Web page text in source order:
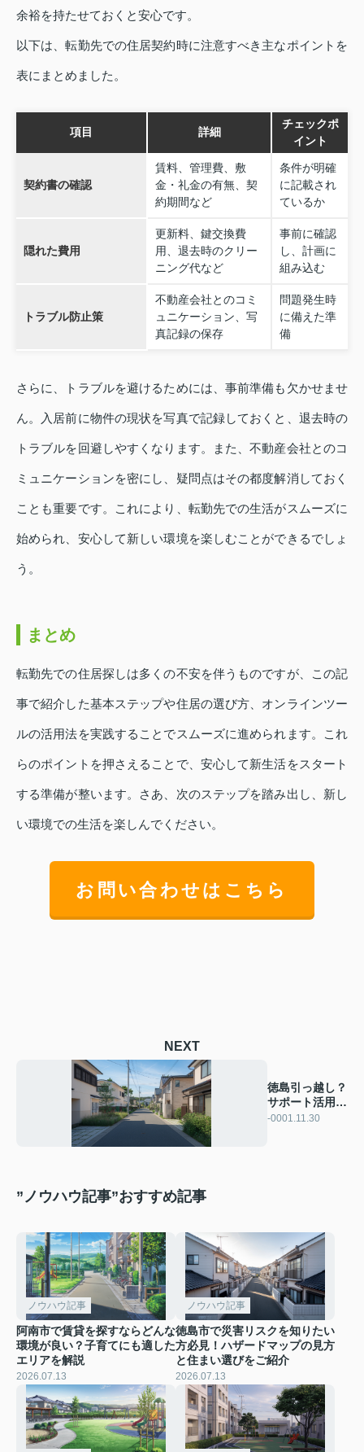
余裕を持たせておくと安心です。
以下は、転勤先での住居契約時に注意すべき主なポイントを
表にまとめました。
項目 詳細
チェックポ
イント
契約書の確認
賃料、管理費、敷
金・礼金の有無、契
約期間など
条件が明確
に記載され
ているか
隠れた費用
更新料、鍵交換費
用、退去時のクリー
ニング代など
事前に確認
し、計画に
組み込む
トラブル防止策
不動産会社とのコミ
ュニケーション、写
真記録の保存
問題発生時
に備えた準
備
さらに、トラブルを避けるためには、事前準備も欠かせませ
ん。入居前に物件の現状を写真で記録しておくと、退去時の
トラブルを回避しやすくなります。また、不動産会社とのコ
ミュニケーションを密にし、疑問点はその都度解消しておく
ことも重要です。これにより、転勤先での生活がスムーズに
始められ、安心して新しい環境を楽しむことができるでしょ
う。
まとめ
転勤先での住居探しは多くの不安を伴うものですが、この記
事で紹介した基本ステップや住居の選び方、オンラインツー
ルの活用法を実践することでスムーズに進められます。これ
らのポイントを押さえることで、安心して新生活をスタート
する準備が整います。さあ、次のステップを踏み出し、新し
い環境での生活を楽しんでください。
お問い合わせはこちら
NEXT
徳島引っ越し？
サポート活用で
安心スタートを
-0001.11.30
”ノウハウ記事”おすすめ記事
ノウハウ記事
阿南市で賃貸を探すならどんな
環境が良い？子育てにも適した
エリアを解説
2026.07.13
ノウハウ記事
徳島市で災害リスクを知りたい
方必見！ハザードマップの見方
と住まい選びをご紹介
2026.07.13